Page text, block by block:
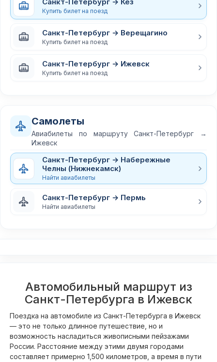
Купить билет на поезд
Санкт-Петербург → Верещагино
Купить билет на поезд
Санкт-Петербург → Ижевск
Купить билет на поезд
Самолеты
Авиабилеты по маршруту Санкт-Петербург →
Ижевск
Санкт-Петербург → Набережные
Челны (Нижнекамск)
Найти авиабилеты
Санкт-Петербург → Пермь
Найти авиабилеты
Автомобильный маршрут из
Санкт-Петербурга в Ижевск
Поездка на автомобиле из Санкт-Петербурга в Ижевск
— это не только длинное путешествие, но и
возможность насладиться живописными пейзажами
России. Расстояние между этими двумя городами
составляет примерно 1,500 километров, а время в пути